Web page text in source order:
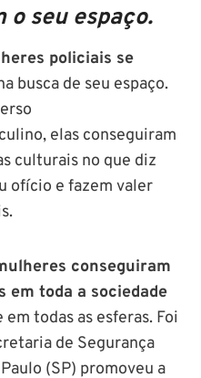
seu espaço.
policiais se
busca de seu espaço.
elas conseguiram
culturais no que diz
ofício e fazem valer
conseguiram
em toda a sociedade
todas as esferas. Foi
de Segurança
(SP) promoveu a